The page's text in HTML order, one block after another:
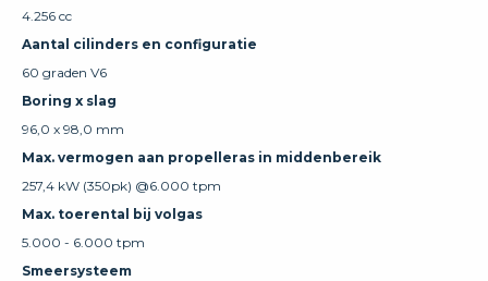
4.256 cc
Aantal cilinders en configuratie
60 graden V6
Boring x slag
96,0 x 98,0 mm
Max. vermogen aan propelleras in middenbereik
257,4 kW (350pk) @6.000 tpm
Max. toerental bij volgas
5.000 - 6.000 tpm
Smeersysteem